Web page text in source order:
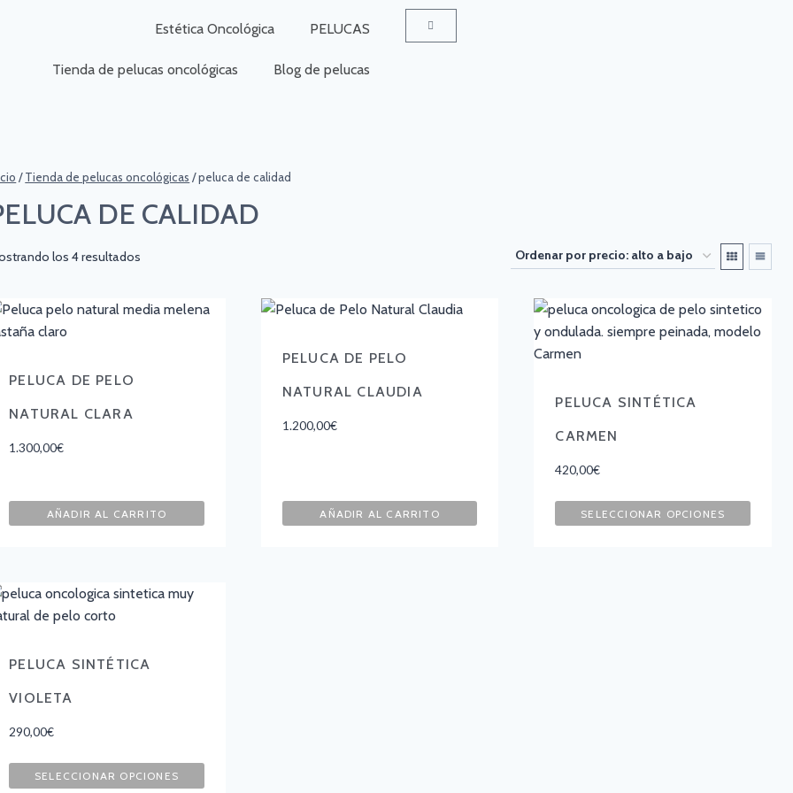
Estética Oncológica PELUCAS
Tienda de pelucas oncológicas Blog de pelucas
/ Tienda de pelucas oncológicas /peluca de calidad
DE CALIDAD
los 4 resultados
PELUCA DE PELO
NATURAL CLARA
1.300,00€
AÑADIR AL CARRITO
PELUCA DE PELO
NATURAL CLAUDIA
1.200,00€
AÑADIR AL CARRITO
PELUCA SINTÉTICA
CARMEN
420,00€
SELECCIONAR OPCIONES
PELUCA SINTÉTICA
VIOLETA
290,00€
SELECCIONAR OPCIONES